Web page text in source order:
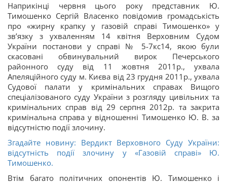
Наприкінці червня цього року представник Ю.
Тимошенко Сергій Власенко повідомив громадськість
про «жирну крапку у газовій справі Тимошенко» у
зв’язку з ухваленням 14 квітня Верховним Судом
України постанови у справі № 5-7кс14, якою були
скасовані обвинувальний вирок Печерського
районного суду від 11 жовтня 2011р., ухвала
Апеляційного суду м. Києва від 23 грудня 2011р., ухвала
Судової палати у кримінальних справах Вищого
спеціалізованого суду України з розгляду цивільних та
кримінальних справ від 29 серпня 2012р. та закрита
кримінальна справа у відношенні Тимошенко Ю. В. за
відсутністю події злочину.
Згадайте новину: Вердикт Верховного Суду України:
відсутність події злочину у «Газовій справі» Ю.
Тимошенко.
Втім багато політичних опонентів Ю. Тимошенко і